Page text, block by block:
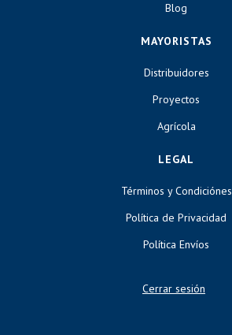
Blog
MAYORISTAS
Distribuidores
Proyectos
Agrícola
LEGAL
Términos y Condiciónes
Política de Privacidad
Política Envíos
Cerrar sesión